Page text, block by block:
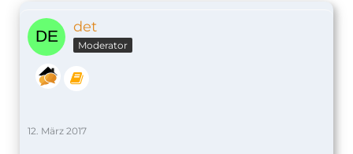
det
Moderator
12. März 2017